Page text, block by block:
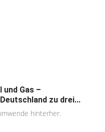
und Gas –
zu drei...
hinterher.